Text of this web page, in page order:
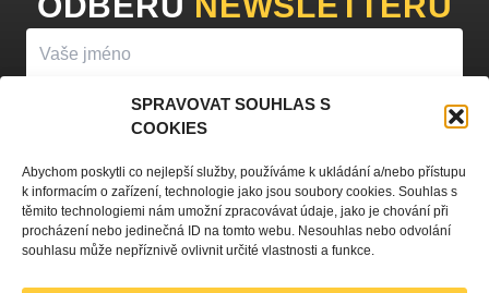
SPRAVOVAT SOUHLAS S
COOKIES
Abychom poskytli co nejlepší služby, používáme k ukládání a/nebo přístupu
k informacím o zařízení, technologie jako jsou soubory cookies. Souhlas s
těmito technologiemi nám umožní zpracovávat údaje, jako je chování při
procházení nebo jedinečná ID na tomto webu. Nesouhlas nebo odvolání
souhlasu může nepříznivě ovlivnit určité vlastnosti a funkce.
Vyplněním vašeho jména a e-mailu souhlasíte sezpracováním
osobních údajůa zasíláním obchodních sdělení.